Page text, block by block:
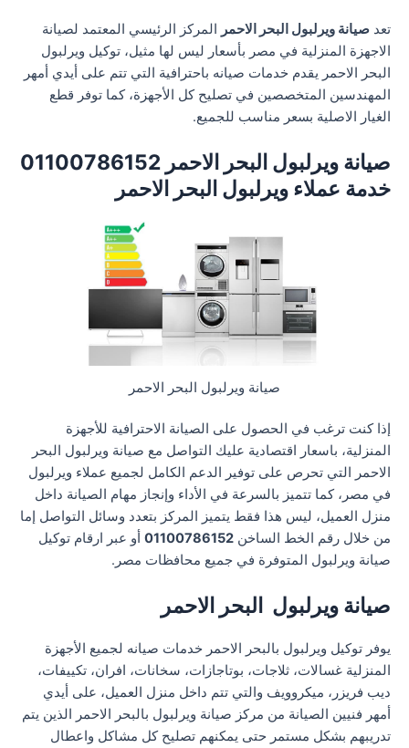
تعد صيانة ويرلبول البحر الاحمر
المركز الرئيسي المعتمد لصيانة
الاجهزة المنزلية في مصر بأسعار ليس لها مثيل، توكيل ويرلبول
البحر الاحمر يقدم خدمات صيانه باحترافية التي تتم على أيدي أمهر
المهندسين المتخصصين في تصليح كل الأجهزة، كما توفر قطع
الغيار الاصلية بسعر مناسب للجميع.
صيانة ويرلبول البحر الاحمر 01100786152
خدمة عملاء ويرلبول البحر الاحمر
صيانة ويرلبول البحر الاحمر
إذا كنت ترغب في الحصول على الصيانة الاحترافية للأجهزة
المنزلية، باسعار اقتصادية عليك التواصل مع صيانة ويرلبول البحر
الاحمر التي تحرص على توفير الدعم الكامل لجميع عملاء ويرلبول
في مصر، كما تتميز بالسرعة في الأداء وإنجاز مهام الصيانة داخل
منزل العميل، ليس هذا فقط يتميز المركز بتعدد وسائل التواصل إما
من خلال رقم الخط الساخن 01100786152 أو عبر ارقام توكيل
صيانة ويرلبول المتوفرة في جميع محافظات مصر.
صيانة ويرلبول البحر الاحمر
يوفر توكيل ويرلبول بالبحر الاحمر خدمات صيانه لجميع الأجهزة
المنزلية غسالات، ثلاجات، بوتاجازات، سخانات، افران، تكييفات،
ديب فريزر، ميكروويف والتي تتم داخل منزل العميل، على أيدي
أمهر فنيين الصيانة من مركز صيانة ويرلبول بالبحر الاحمر الذين يتم
تدريبهم بشكل مستمر حتى يمكنهم تصليح كل مشاكل واعطال